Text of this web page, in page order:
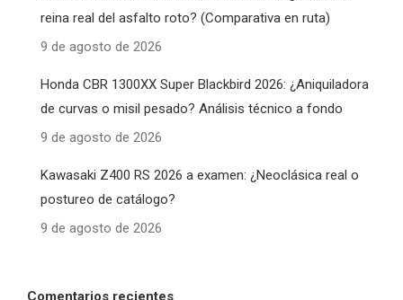
reina real del asfalto roto? (Comparativa en ruta)
9 de agosto de 2026
Honda CBR 1300XX Super Blackbird 2026: ¿Aniquiladora
de curvas o misil pesado? Análisis técnico a fondo
9 de agosto de 2026
Kawasaki Z400 RS 2026 a examen: ¿Neoclásica real o
postureo de catálogo?
9 de agosto de 2026
Comentarios recientes